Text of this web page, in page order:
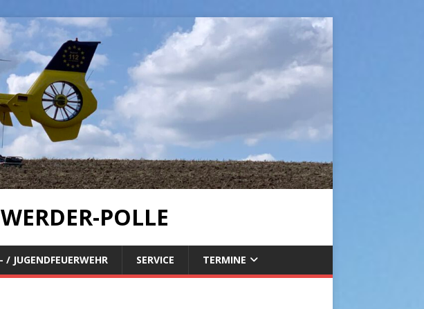
POLLE
/ JUGENDFEUERWEHR SERVICE TERMINE